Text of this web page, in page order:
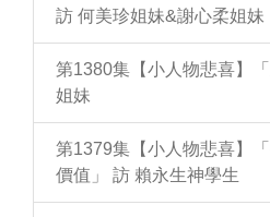
訪 何美珍姐妹&謝心柔姐妹
第1380集【小人物悲喜】
姐妹
第1379集【小人物悲喜】
價值」 訪 賴永生神學生